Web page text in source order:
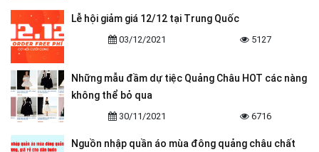
Lễ hội giảm giá 12/12 tại Trung Quốc
03/12/2021 5127
Những mẫu đầm dự tiệc Quảng Châu HOT các nàng
không thể bỏ qua
30/11/2021 6716
Nguồn nhập quần áo mùa đông quảng châu chất